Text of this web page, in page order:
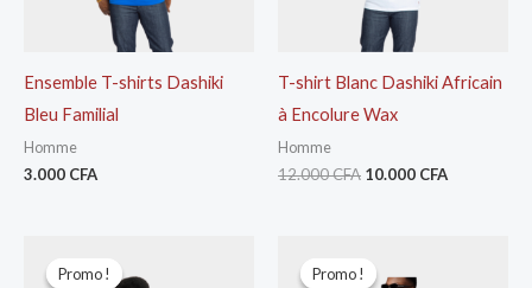
Ensemble T-shirts Dashiki
Bleu Familial
Homme
3.000 CFA
T-shirt Blanc Dashiki Africain
à Encolure Wax
Homme
12.000CFA 10.000 CFA
Promo !
Promo ! Promo !
Promo !